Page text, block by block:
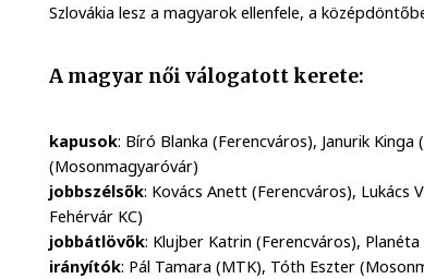
Szlovákia lesz a magyarok ellenfele, a
A magyar női válogatott kerete:
kapusok: Bíró Blanka (Ferencváros), Janurik
(Mosonmagyaróvár)
jobbszélsők: Kovács Anett (Ferencváros), Lukács
Fehérvár KC)
jobbátlövők: Klujber Katrin (Ferencváros),
irányítók: Pál Tamara (MTK), Tóth Eszter